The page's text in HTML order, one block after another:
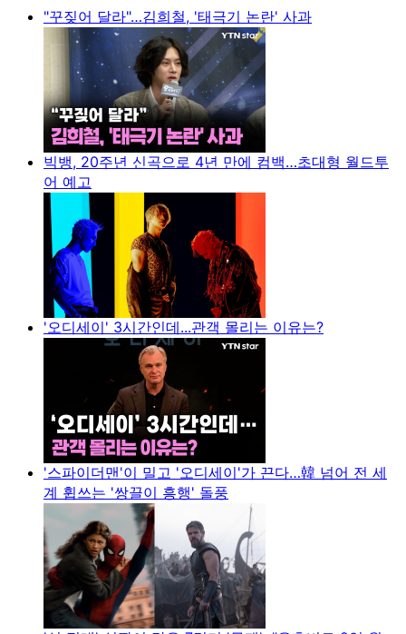
"꾸짖어 달라"…김희철, '태극기 논란' 사과
빅뱅, 20주년 신곡으로 4년 만에 컴백…초대형 월드투
어 예고
'오디세이' 3시간인데...관객 몰리는 이유는?
'스파이더맨'이 밀고 '오디세이'가 끈다…韓 넘어 전 세
계 휩쓰는 '쌍끌이 흥행' 돌풍